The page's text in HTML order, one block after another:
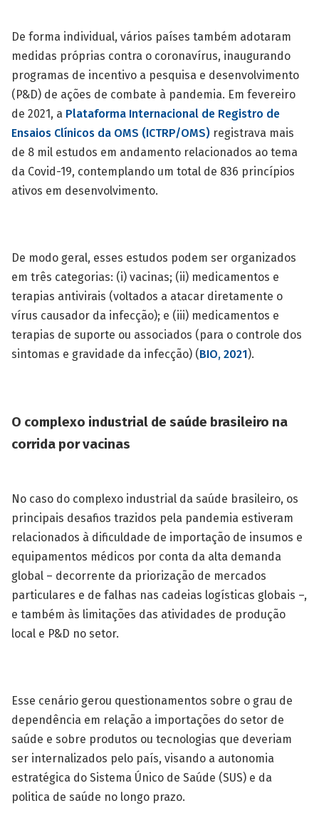
De forma individual, vários países também adotaram
medidas próprias contra o coronavírus, inaugurando
programas de incentivo a pesquisa e desenvolvimento
(P&D) de ações de combate à pandemia. Em fevereiro
de 2021, a Plataforma Internacional de Registro de
Ensaios Clínicos da OMS (ICTRP/OMS) registrava mais
de 8 mil estudos em andamento relacionados ao tema
da Covid-19, contemplando um total de 836 princípios
ativos em desenvolvimento.
De modo geral, esses estudos podem ser organizados
em três categorias: (i) vacinas; (ii) medicamentos e
terapias antivirais (voltados a atacar diretamente o
vírus causador da infecção); e (iii) medicamentos e
terapias de suporte ou associados (para o controle dos
sintomas e gravidade da infecção) (BIO, 2021).
O complexo industrial de saúde brasileiro na
corrida por vacinas
No caso do complexo industrial da saúde brasileiro, os
principais desafios trazidos pela pandemia estiveram
relacionados à dificuldade de importação de insumos e
equipamentos médicos por conta da alta demanda
global – decorrente da priorização de mercados
particulares e de falhas nas cadeias logísticas globais –,
e também às limitações das atividades de produção
local e P&D no setor.
Esse cenário gerou questionamentos sobre o grau de
dependência em relação a importações do setor de
saúde e sobre produtos ou tecnologias que deveriam
ser internalizados pelo país, visando a autonomia
estratégica do Sistema Único de Saúde (SUS) e da
politica de saúde no longo prazo.